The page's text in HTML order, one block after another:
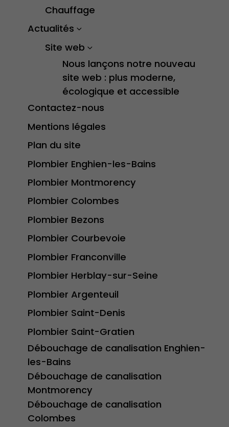
Chauffage
Actualités
Site web
Nous lançons notre nouveau
site web : plus moderne,
écologique et accessible
Contactez-nous
Mentions légales
Plan du site
Plombier Enghien-les-Bains
Plombier Montmorency
Plombier Colombes
Plombier Bezons
Plombier Courbevoie
Plombier Franconville
Plombier Herblay-sur-Seine
Plombier Argenteuil
Plombier Saint-Denis
Plombier Saint-Gratien
Débouchage de canalisation Enghien-
les-Bains
Débouchage de canalisation
Montmorency
Débouchage de canalisation
Colombes